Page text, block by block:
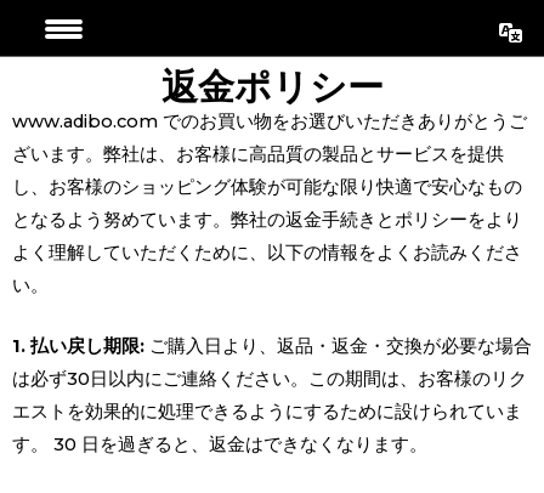
ン
ツ
に
ッ
返金ポリシー
www.adibo.com でのお買い物をお選びいただきありがとうご
ざいます。弊社は、お客様に高品質の製品とサービスを提供
し、お客様のショッピング体験が可能な限り快適で安心なもの
となるよう努めています。弊社の返金手続きとポリシーをより
よく理解していただくために、以下の情報をよくお読みくださ
い。
1. 払い戻し期限: ご購入日より、返品・返金・交換が必要な場合
は必ず30日以内にご連絡ください。この期間は、お客様のリク
エストを効果的に処理できるようにするために設けられていま
す。 30 日を過ぎると、返金はできなくなります。